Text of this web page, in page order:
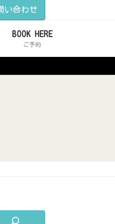
い合わせ
BOOK HERE
ご予約